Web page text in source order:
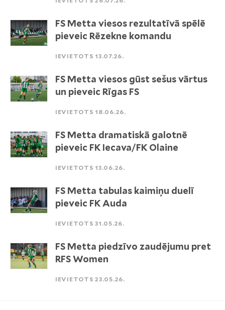
FS Metta viesos rezultatīvā spēlē
pieveic Rēzekne komandu
IEVIETOTS 13.07.26.
FS Metta viesos gūst sešus vārtus
un pieveic Rīgas FS
IEVIETOTS 18.06.26.
FS Metta dramatiskā galotnē
pieveic FK Iecava/FK Olaine
IEVIETOTS 13.06.26.
FS Metta tabulas kaimiņu duelī
pieveic FK Auda
IEVIETOTS 31.05.26.
FS Metta piedzīvo zaudējumu pret
RFS Women
IEVIETOTS 23.05.26.